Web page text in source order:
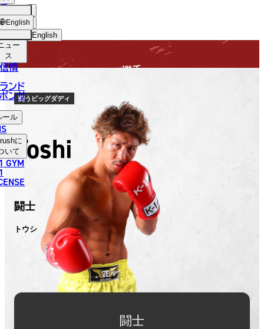
English
中文（简体）
中文（繁體）
ไทย
العربية
ョッ
プ
ュー
ス
情
ンド
ンサ
ール
に
いて
GYM
English
選手
闘うビッグダディ
Toshi
闘士
トウシ
闘士